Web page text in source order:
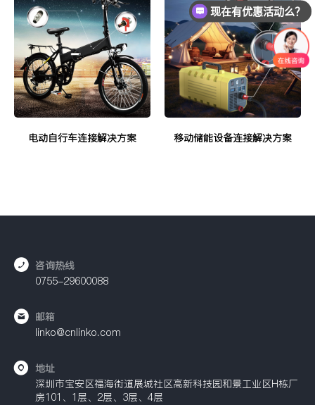
电动自行车连接解决方案 移动储能设备连接解决方案
咨询热线
0755-29600088
邮箱
linko@cnlinko.com
地址
深圳市宝安区福海街道展城社区高新科技园和景工业区H栋厂
房101、1层、2层、3层、4层
现在有优惠活动么？